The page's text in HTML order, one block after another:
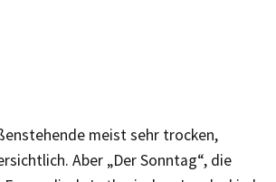
meist sehr trocken,
Aber „Der Sonntag“, die